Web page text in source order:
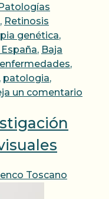
, Retinosis
genética,
, Baja
enfermedades,
, patologia,
un comentario
Toscano